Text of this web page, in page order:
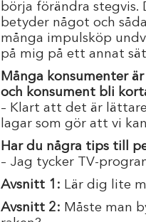
börja förändra stegvis.
betyder något och
många impulsköp
på mig på ett annat
Många konsumenter
och konsument bli
– Klart att det är
lagar som gör att vi
Har du några tips till
– Jag tycker TV-
Avsnitt 1: Lär dig lite
Avsnitt 2: Måste man